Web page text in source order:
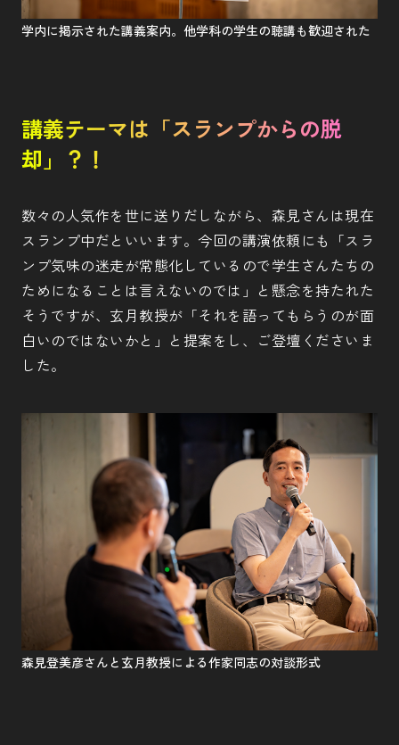
学内に掲示された講義案内。他学科の学生の聴講も歓迎された
講義テーマは「スランプからの脱
却」？！
数々の人気作を世に送りだしながら、森見さんは現在
スランプ中だといいます。今回の講演依頼にも「スラ
ンプ気味の迷走が常態化しているので学生さんたちの
ためになることは言えないのでは」と懸念を持たれた
そうですが、玄月教授が「それを語ってもらうのが面
白いのではないかと」と提案をし、ご登壇くださいま
した。
森見登美彦さんと玄月教授による作家同志の対談形式